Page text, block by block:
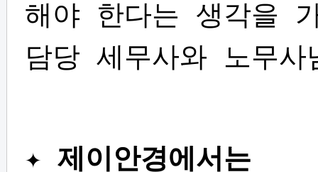
해야 한다는 생각을
담당 세무사와 노무
✦ 제이안경에서는